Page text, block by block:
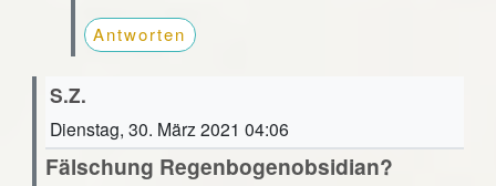
Antworten
S.Z.
Dienstag, 30. März 2021 04:06
Fälschung Regenbogenobsidian?